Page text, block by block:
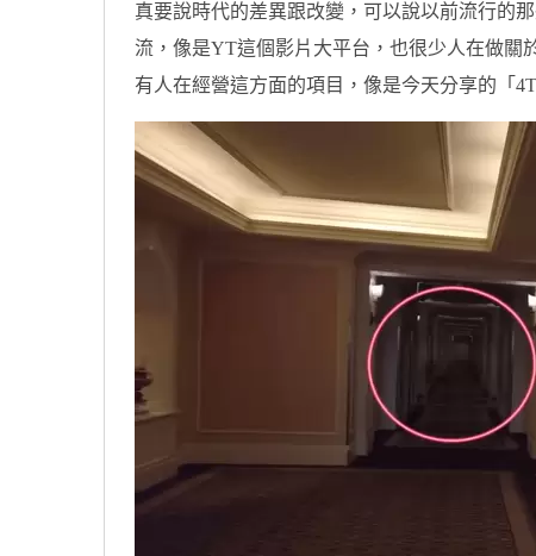
真要說時代的差異跟改變，可以說以前流行的
流，像是YT這個影片大平台，也很少人在做關
有人在經營這方面的項目，像是今天分享的「